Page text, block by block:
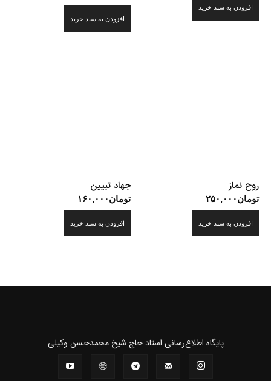
افزودن به سبد خرید
افزودن به سبد خرید
روح نماز
تومان۲۵۰,۰۰۰
افزودن به سبد خرید
جهاد تبیین
تومان۱۶۰,۰۰۰
افزودن به سبد خرید
پايگاه اطلاع‌رسانی استاد حاج شیخ محمدحسن وکیلی